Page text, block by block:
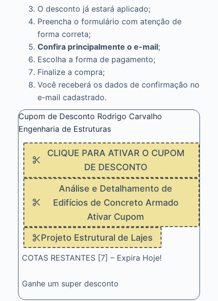
O desconto já estará aplicado;
Preencha o formulário com atenção de
forma correta;
Confira principalmente o e-mail;
Escolha a forma de pagamento;
Finalize a compra;
Você receberá os dados de confirmação no
e-mail cadastrado.
Cupom de Desconto Rodrigo Carvalho
Engenharia de Estruturas
CLIQUE PARA ATIVAR O CUPOM
DE DESCONTO
Análise e Detalhamento de
Edifícios de Concreto Armado
Ativar Cupom
Projeto Estrutural de Lajes
COTAS RESTANTES [7] – Expira Hoje!
Ganhe um super desconto